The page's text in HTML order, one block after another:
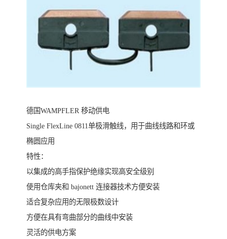
德国WAMPFLER 移动供电
Single FlexLine 0811单极滑触线，用于曲线线路和环或
椭圆应用
特性：
以集成的高手指保护绝缘实现高安全级别
使用仓库夹和 bajonett 连接器技术方便安装
适合复杂应用的无限极数设计
方便在具有弯曲部分的曲线中安装
灵活的供电方案